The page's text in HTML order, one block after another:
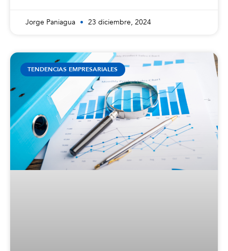
Jorge Paniagua 23 diciembre, 2024
TENDENCIAS EMPRESARIALES